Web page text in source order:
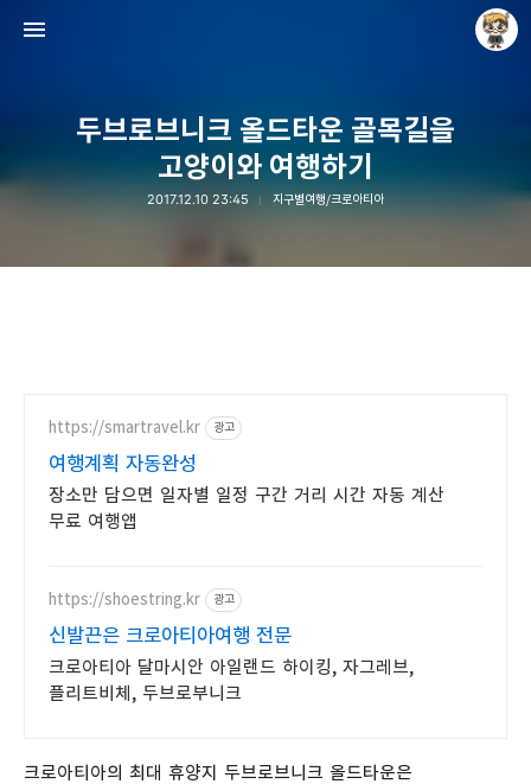
두브로브니크 올드타운 골목길을
고양이와 여행하기
2017.12.10 23:45 지구별여행/크로아티아
https://smartravel.kr 광고
여행계획 자동완성
장소만 담으면 일자별 일정 구간 거리 시간 자동 계산
무료 여행앱
https://shoestring.kr 광고
신발끈은 크로아티아여행 전문
크로아티아 달마시안 아일랜드 하이킹, 자그레브,
플리트비체, 두브로부니크
크로아티아의 최대 휴양지 두브로브니크 올드타운은
Raycat : Photo and Story